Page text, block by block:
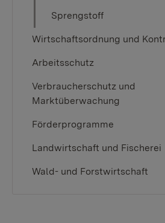
Sprengstoff
Wirtschaftsordnung und
Arbeitsschutz
Verbraucherschutz und
Marktüberwachung
Förderprogramme
Landwirtschaft und Fischerei
Wald- und Forstwirtschaft